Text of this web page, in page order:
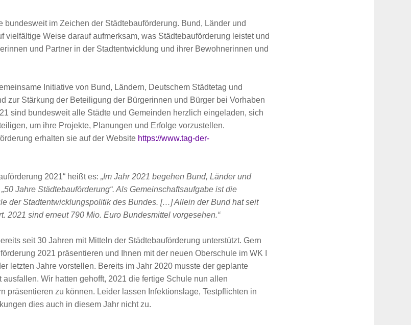
bundesweit im Zeichen der Städtebauförderung. Bund, Länder und
vielfältige Weise darauf aufmerksam, was Städtebauförderung leistet und
und Partner in der Stadtentwicklung und ihrer Bewohnerinnen und
Initiative von Bund, Ländern, Deutschem Städtetag und
zur Stärkung der Beteiligung der Bürgerinnen und Bürger bei Vorhaben
sind bundesweit alle Städte und Gemeinden herzlich eingeladen, sich
um ihre Projekte, Planungen und Erfolge vorzustellen.
erhalten sie auf der Website https://www.tag-der-
2021“ heißt es: „Im Jahr 2021 begehen Bund, Länder und
Jahre Städtebauförderung“. Als Gemeinschaftsaufgabe ist die
der Stadtentwicklungspolitik des Bundes. […] Allein der Bund hat seit
2021 sind erneut 790 Mio. Euro Bundesmittel vorgesehen.“
seit 30 Jahren mit Mitteln der Städtebauförderung unterstützt. Gern
2021 präsentieren und Ihnen mit der neuen Oberschule im WK I
letzten Jahre vorstellen. Bereits im Jahr 2020 musste der geplante
Wir hatten gehofft, 2021 die fertige Schule nun allen
präsentieren zu können. Leider lassen Infektionslage, Testpflichten in
dies auch in diesem Jahr nicht zu.